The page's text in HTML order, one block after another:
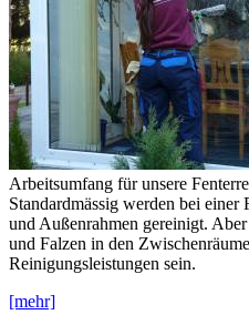
Arbeitsumfang für unsere
Standardmässig werden bei
und Außenrahmen gereinigt.
und Falzen in den
Reinigungsleistungen sein.
[mehr]